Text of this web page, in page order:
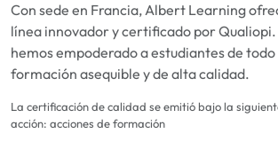
Con sede en Francia, Albert Learning
línea innovador y certificado por Qualiopi.
hemos empoderado a estudiantes de todo
formación asequible y de alta calidad.
La certificación de calidad se emitió bajo la
acción: acciones de formación